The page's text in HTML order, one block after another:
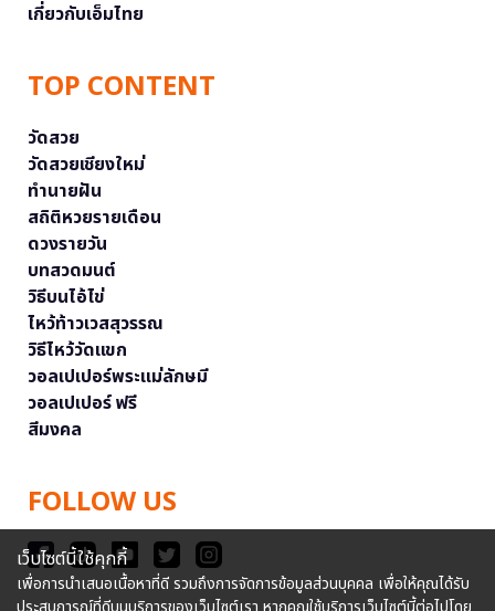
เกี่ยวกับเอ็มไทย
TOP CONTENT
วัดสวย
วัดสวยเชียงใหม่
ทำนายฝัน
สถิติหวยรายเดือน
ดวงรายวัน
บทสวดมนต์
วิธีบนไอ้ไข่
ไหว้ท้าวเวสสุวรรณ
วิธีไหว้วัดแขก
วอลเปเปอร์พระแม่ลักษมี
วอลเปเปอร์ ฟรี
สีมงคล
FOLLOW US
เว็บไซต์นี้ใช้คุกกี้
เพื่อการนำเสนอเนื้อหาที่ดี รวมถึงการจัดการข้อมูลส่วนบุคคล เพื่อให้คุณได้รับ